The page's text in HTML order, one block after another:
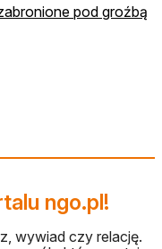
pod groźbą
karcie
ngo.pl!
wywiad czy relację.